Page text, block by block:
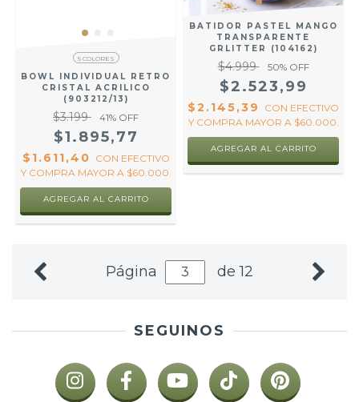
5 COLORES
BOWL INDIVIDUAL RETRO
CRISTAL ACRILICO
(903212/13)
$3.199 41% OFF
$1.895,77
$1.611,40 CON EFECTIVO
Y COMPRA MAYOR A $60.000.
AGREGAR AL CARRITO
BATIDOR PASTEL MANGO
TRANSPARENTE
GRLITTER (104162)
$4.999 50% OFF
$2.523,99
$2.145,39 CON EFECTIVO
Y COMPRA MAYOR A $60.000.
Página de 12
SEGUINOS